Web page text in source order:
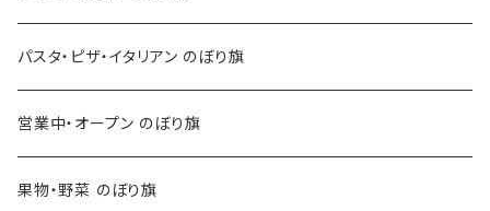
パスタ・ピザ・イタリアン のぼり旗
営業中・オープン のぼり旗
果物・野菜 のぼり旗